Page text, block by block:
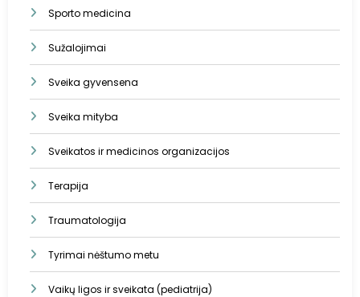
Sporto medicina
Sužalojimai
Sveika gyvensena
Sveika mityba
Sveikatos ir medicinos organizacijos
Terapija
Traumatologija
Tyrimai nėštumo metu
Vaikų ligos ir sveikata (pediatrija)